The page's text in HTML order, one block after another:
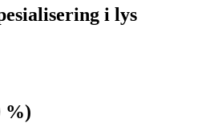
i lys
%)